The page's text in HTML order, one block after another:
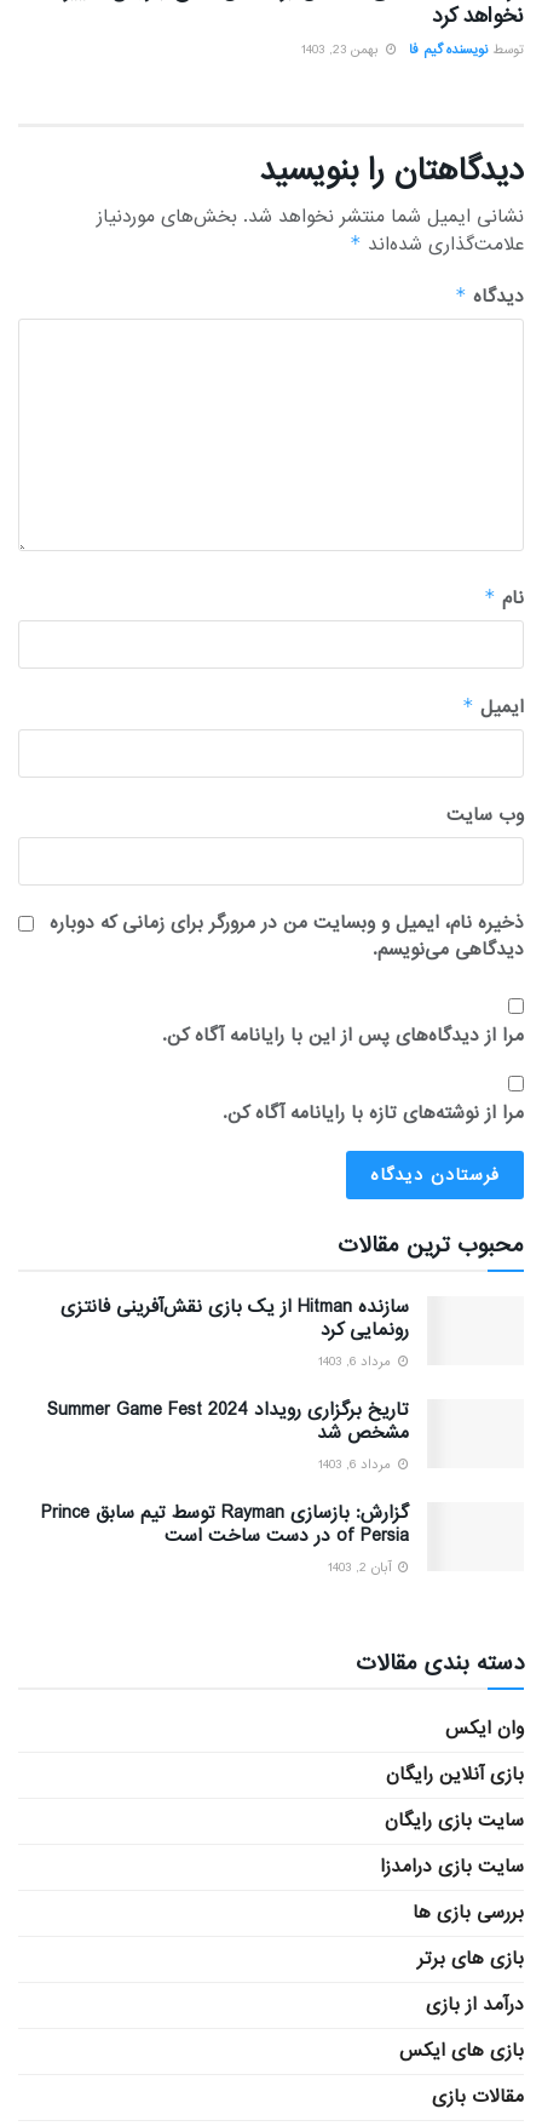
نخواهد کرد
توسط نویسنده گیم فا بهمن 23, 1403
دیدگاهتان را بنویسید
نشانی ایمیل شما منتشر نخواهد شد. بخش‌های موردنیاز
علامت‌گذاری شده‌اند *
دیدگاه *
نام *
ایمیل *
وب‌ سایت
ذخیره نام، ایمیل و وبسایت من در مرورگر برای زمانی که دوباره
دیدگاهی می‌نویسم.
مرا از دیدگاه‌های پس از این با رایانامه آگاه کن.
مرا از نوشته‌های تازه با رایانامه آگاه کن.
محبوب ترین مقالات
سازنده Hitman از یک بازی نقش‌آفرینی فانتزی
رونمایی کرد
مرداد 6, 1403
تاریخ برگزاری رویداد Summer Game Fest 2024
مشخص شد
مرداد 6, 1403
گزارش: بازسازی Rayman توسط تیم سابق Prince
of Persia در دست ساخت است
آبان 2, 1403
دسته بندی مقالات
وان ایکس
بازی آنلاین رایگان
سایت بازی رایگان
سایت بازی درامدزا
بررسی بازی ها
بازی های برتر
درآمد از بازی
بازی های ایکس
مقالات بازی